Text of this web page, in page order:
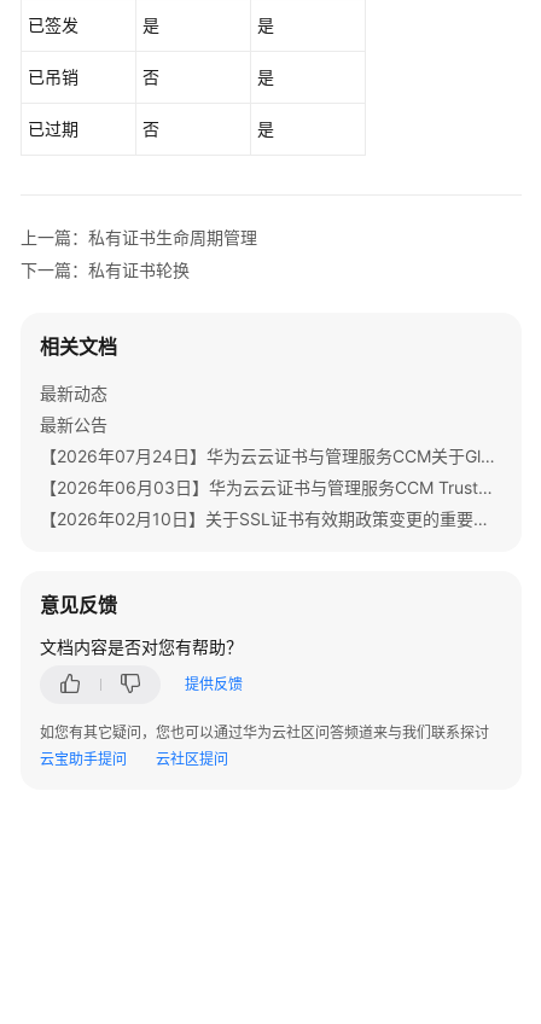
产
介
明
速
入
门
SSL
证
书
用
南
私
书
用
已签发 是 是
已吊销 否 是
已过期 否 是
上一篇：私有证书生命周期管理
下一篇：私有证书轮换
相关文档
最新动态
最新公告
【2026年07月24日】华为云云证书与管理服务CCM关于GlobalSign根证书体系迁移通知
【2026年06月03日】华为云云证书与管理服务CCM TrustAsia品牌证书停售通知
【2026年02月10日】关于SSL证书有效期政策变更的重要通知
意见反馈
文档内容是否对您有帮助？
提供反馈
如您有其它疑问，您也可以通过华为云社区问答频道来与我们联系探讨
云宝助手提问
云社区提问